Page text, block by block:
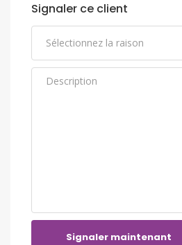
Signaler ce client
Signaler maintenant